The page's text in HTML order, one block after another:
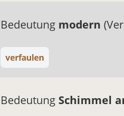
Bedeutung modern
verfaulen
Bedeutung Schimmel